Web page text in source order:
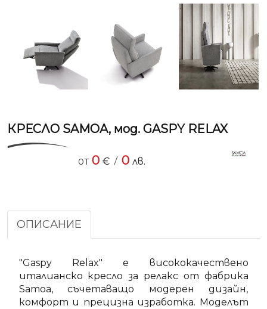
КРЕСЛО SAMOA, мод. GASPY RELAX
от0 € / 0 лв.
ОПИСАНИЕ
"Gaspy Relax" е висококачествено
италианско кресло за релакс от фабрика
Samoa, съчетаващо модерен дизайн,
комфорт и прецизна изработка. Моделът